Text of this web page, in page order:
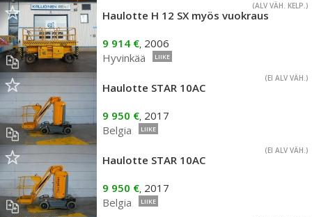
(ALV VÄH. KELP.)
Haulotte H 12 SX myös vuokraus
9 914 €, 2006
Hyvinkää
LIIKE
(EI ALV VÄH.)
Haulotte STAR 10AC
9 950 €, 2017
Belgia
LIIKE
(EI ALV VÄH.)
Haulotte STAR 10AC
9 950 €, 2017
Belgia
LIIKE